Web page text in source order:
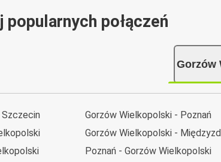
popularnych połączeń
Gorzów
Gorzów Wielkopolski - Poznań
Gorzów Wielkopolski -
Poznań - Gorzów Wielkopolski